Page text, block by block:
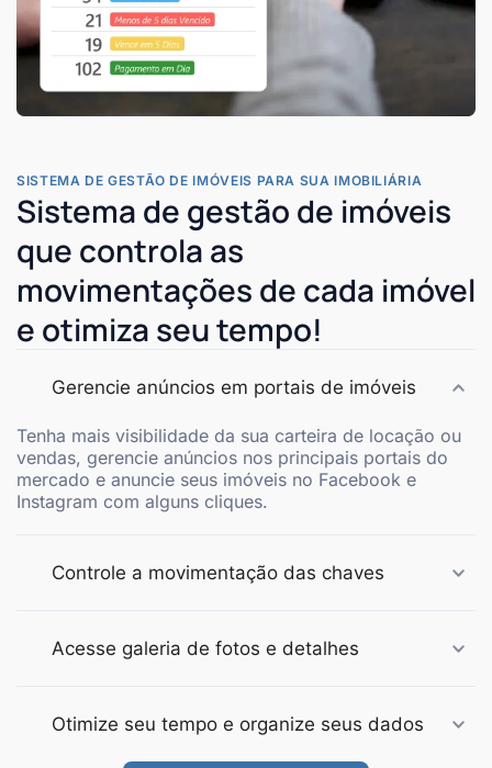
SISTEMA DE GESTÃO DE IMÓVEIS PARA SUA IMOBILIÁRIA
Sistema de gestão de imóveis
que controla as
movimentações de cada imóvel
e otimiza seu tempo!
Gerencie anúncios em portais de imóveis
Tenha mais visibilidade da sua carteira de locação ou
vendas, gerencie anúncios nos principais portais do
mercado e anuncie seus imóveis no Facebook e
Instagram com alguns cliques.
Controle a movimentação das chaves
Acesse galeria de fotos e detalhes
Otimize seu tempo e organize seus dados